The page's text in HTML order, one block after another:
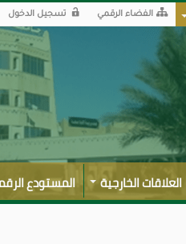
الفضاء الرقمي تسجيل الدخول
العلاقات الخارجية المستودع